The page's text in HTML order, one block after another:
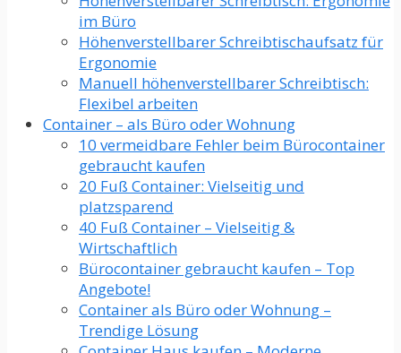
im Büro
Höhenverstellbarer Schreibtischaufsatz für
Ergonomie
Manuell höhenverstellbarer Schreibtisch:
Flexibel arbeiten
Container – als Büro oder Wohnung
10 vermeidbare Fehler beim Bürocontainer
gebraucht kaufen
20 Fuß Container: Vielseitig und
platzsparend
40 Fuß Container – Vielseitig &
Wirtschaftlich
Bürocontainer gebraucht kaufen – Top
Angebote!
Container als Büro oder Wohnung –
Trendige Lösung